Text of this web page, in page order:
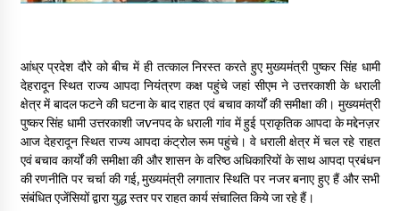
May 13, 2022
Thought Of The Day 12 May
May 12, 2022
आंध्र प्रदेश दौरे को बीच में ही तत्काल निरस्त करते हुए मुख्यमंत्री पुष्कर सिंह धामी
देहरादून स्थित राज्य आपदा नियंत्रण कक्ष पहुंचे जहां सीएम ने उत्तरकाशी के धराली
क्षेत्र में बादल फटने की घटना के बाद राहत एवं बचाव कार्यों की समीक्षा की। मुख्यमंत्री
पुष्कर सिंह धामी उत्तरकाशी जvनपद के धराली गांव में हुई प्राकृतिक आपदा के मद्देनज़र
आज देहरादून स्थित राज्य आपदा कंट्रोल रूम पहुंचे। वे धराली क्षेत्र में चल रहे राहत
एवं बचाव कार्यों की समीक्षा की और शासन के वरिष्ठ अधिकारियों के साथ आपदा प्रबंधन
की रणनीति पर चर्चा की गई, मुख्यमंत्री लगातार स्थिति पर नजर बनाए हुए हैं और सभी
संबंधित एजेंसियों द्वारा युद्ध स्तर पर राहत कार्य संचालित किये जा रहे हैं।